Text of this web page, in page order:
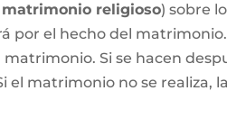
matrimonio religioso) sobre
por el hecho del
Si se hacen
el matrimonio no se realiza,